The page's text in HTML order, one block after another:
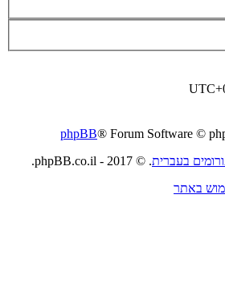
phpBB® Forum Software ©
. © 2017 - phpBB.co.il.
באתר